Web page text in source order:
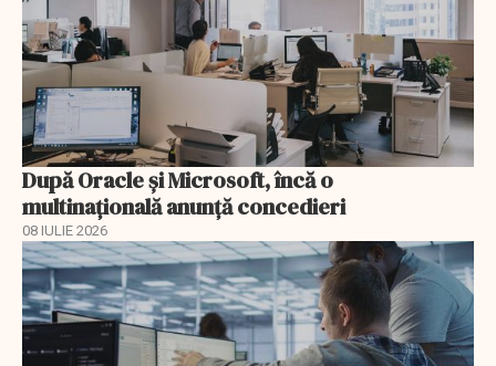
După Oracle şi Microsoft, încă o
multinaţională anunţă concedieri
08 IULIE 2026
EXCLUSIV